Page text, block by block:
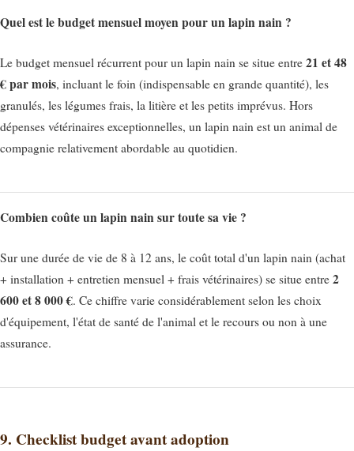
Quel est le budget mensuel moyen pour un lapin nain ?
Le budget mensuel récurrent pour un lapin nain se situe entre 21 et 48
€ par mois, incluant le foin (indispensable en grande quantité), les
granulés, les légumes frais, la litière et les petits imprévus. Hors
dépenses vétérinaires exceptionnelles, un lapin nain est un animal de
compagnie relativement abordable au quotidien.
Combien coûte un lapin nain sur toute sa vie ?
Sur une durée de vie de 8 à 12 ans, le coût total d'un lapin nain (achat
+ installation + entretien mensuel + frais vétérinaires) se situe entre 2
600 et 8 000 €. Ce chiffre varie considérablement selon les choix
d'équipement, l'état de santé de l'animal et le recours ou non à une
assurance.
9. Checklist budget avant adoption